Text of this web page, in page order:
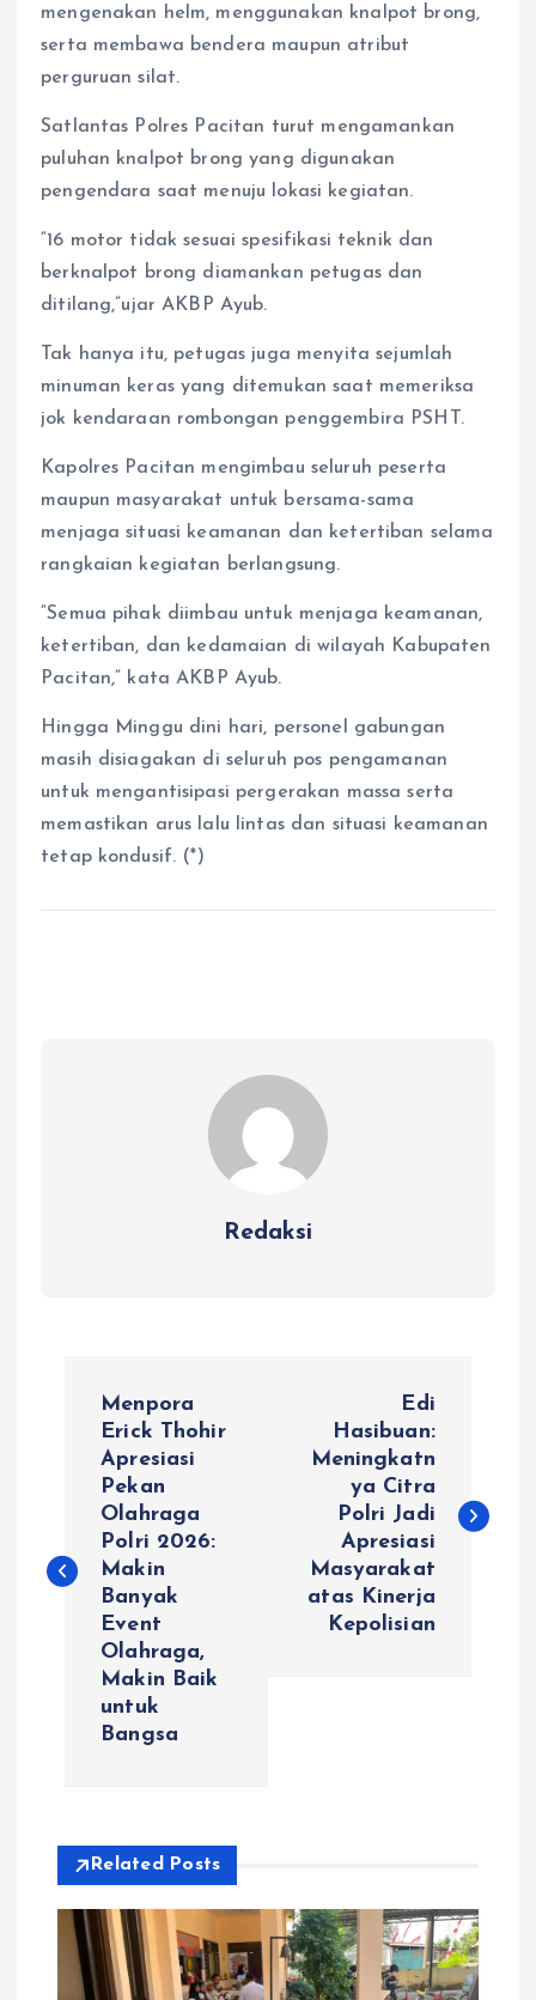
mengenakan helm, menggunakan knalpot brong,
serta membawa bendera maupun atribut
perguruan silat.
Satlantas Polres Pacitan turut mengamankan
puluhan knalpot brong yang digunakan
pengendara saat menuju lokasi kegiatan.
“16 motor tidak sesuai spesifikasi teknik dan
berknalpot brong diamankan petugas dan
ditilang,”ujar AKBP Ayub.
Tak hanya itu, petugas juga menyita sejumlah
minuman keras yang ditemukan saat memeriksa
jok kendaraan rombongan penggembira PSHT.
Kapolres Pacitan mengimbau seluruh peserta
maupun masyarakat untuk bersama-sama
menjaga situasi keamanan dan ketertiban selama
rangkaian kegiatan berlangsung.
“Semua pihak diimbau untuk menjaga keamanan,
ketertiban, dan kedamaian di wilayah Kabupaten
Pacitan,” kata AKBP Ayub.
Hingga Minggu dini hari, personel gabungan
masih disiagakan di seluruh pos pengamanan
untuk mengantisipasi pergerakan massa serta
memastikan arus lalu lintas dan situasi keamanan
tetap kondusif. (*)
Redaksi
i
p
o
Menpora
Erick Thohir
Apresiasi
Pekan
Olahraga
Polri 2026:
Makin
Banyak
Event
Olahraga,
Makin Baik
untuk
Bangsa
Edi
Hasibuan:
Meningkatn
ya Citra
Polri Jadi
Apresiasi
Masyarakat
atas Kinerja
Kepolisian
Related Posts